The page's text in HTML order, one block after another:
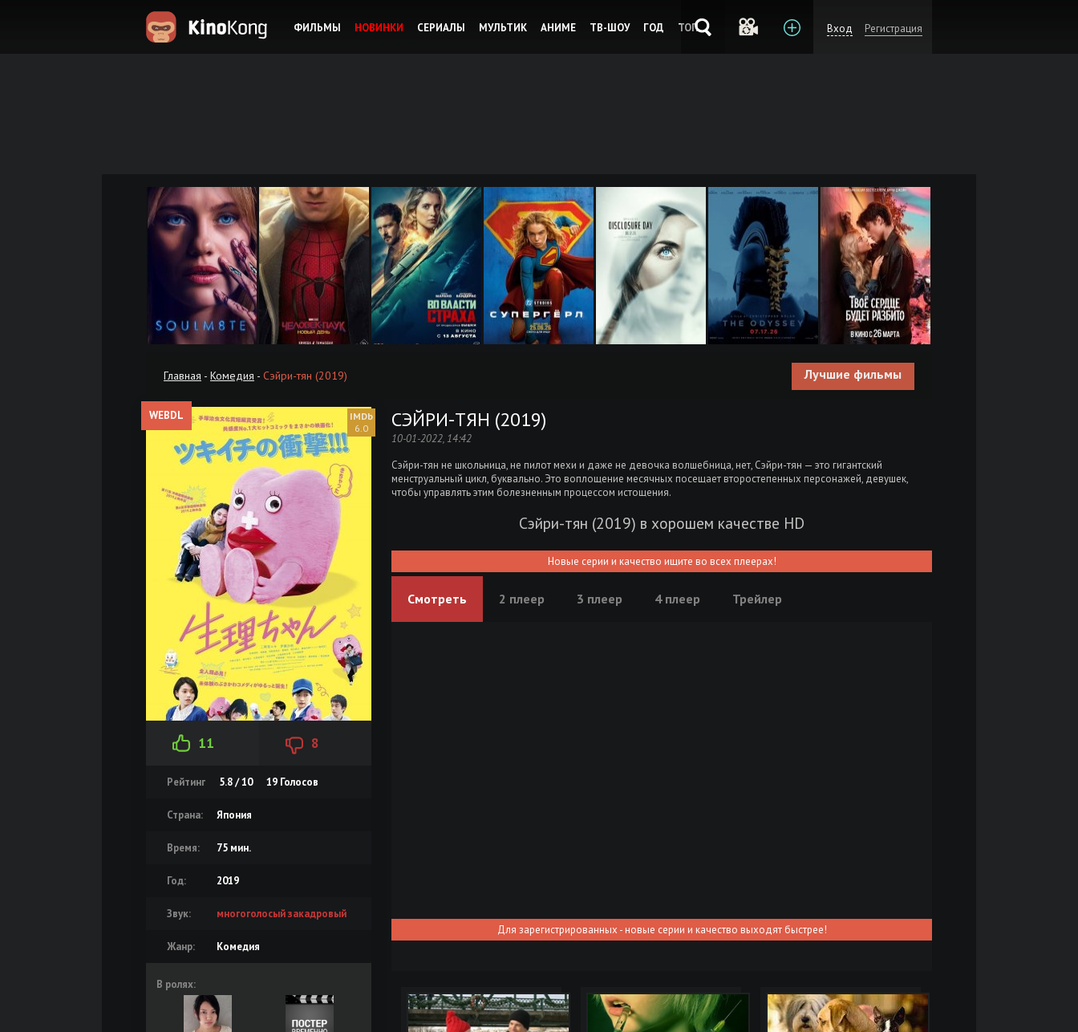
ФИЛЬМЫ НОВИНКИ СЕРИАЛЫ МУЛЬТИК АНИМЕ ТВ-ШОУ ГОД ТОП Вход Регистрация
Главная - Комедия - Сэйри-тян (2019) Лучшие фильмы
WEBDL
6.0
11 8
Рейтинг 5.8 / 10 19 Голосов
Страна: Япония
Время: 75 мин.
Год: 2019
Звук: многоголосый закадровый
Жанр: Комедия
В ролях:
СЭЙРИ-ТЯН (2019)
10-01-2022, 14:42
Сэйри-тян не школьница, не пилот мехи и даже не девочка волшебница, нет, Сэйри-тян — это гигантский
менструальный цикл, буквально. Это воплощение месячных посещает второстепенных персонажей, девушек,
чтобы управлять этим болезненным процессом истощения.
Сэйри-тян (2019) в хорошем качестве HD
Новые серии и качество ищите во всех плеерах!
Смотреть 2 плеер 3 плеер 4 плеер Трейлер
Для зарегистрированных - новые серии и качество выходят быстрее!